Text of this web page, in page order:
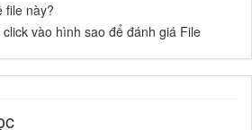
file này?
click vào hình sao để đánh giá File